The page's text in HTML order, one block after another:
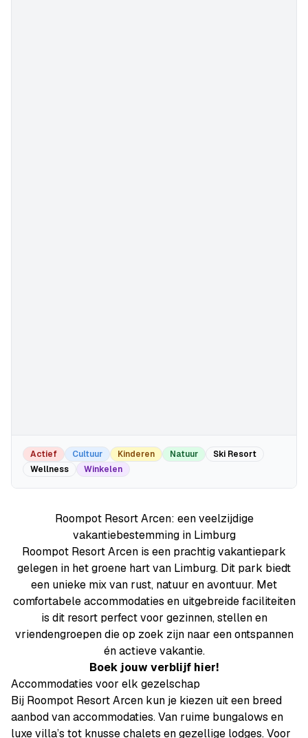
Actief Cultuur Kinderen Natuur
Ski Resort
Wellness
Winkelen
Roompot Resort Arcen: een veelzijdige
vakantiebestemming in Limburg
Roompot Resort Arcen is een prachtig vakantiepark
gelegen in het groene hart van Limburg. Dit park biedt
een unieke mix van rust, natuur en avontuur. Met
comfortabele accommodaties en uitgebreide faciliteiten
is dit resort perfect voor gezinnen, stellen en
vriendengroepen die op zoek zijn naar een ontspannen
én actieve vakantie.
Boek jouw verblijf hier!
Accommodaties voor elk gezelschap
Bij Roompot Resort Arcen kun je kiezen uit een breed
aanbod van accommodaties. Van ruime bungalows en
luxe villa’s tot knusse chalets en gezellige lodges. Voor